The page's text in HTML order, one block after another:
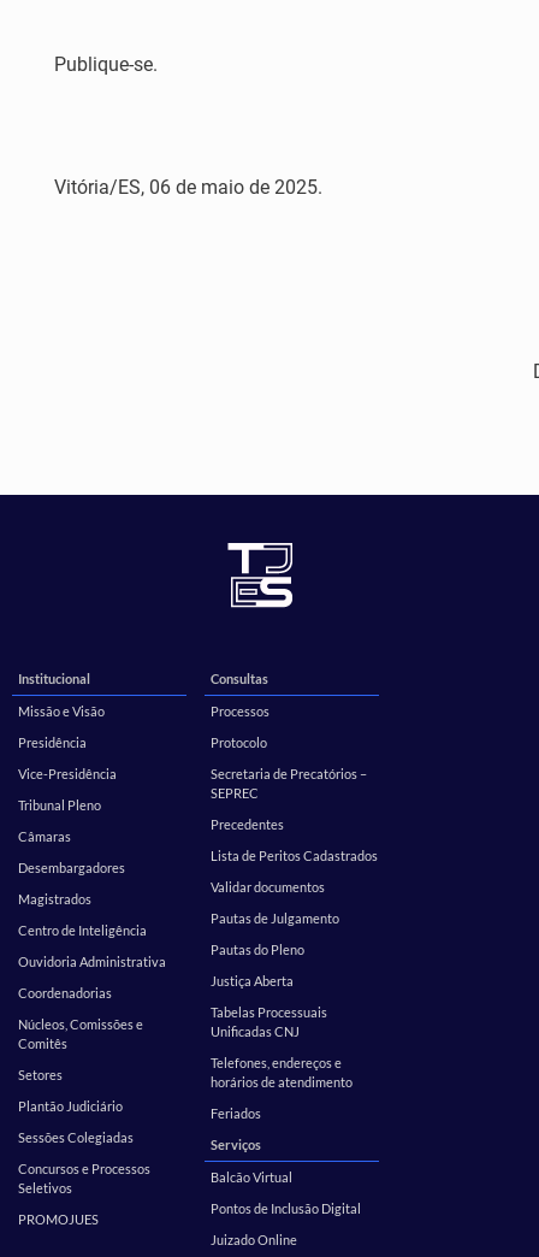
Publique-se.
Vitória/ES, 06 de maio de 2025.
Institucional
Missão e Visão
Presidência
Vice-Presidência
Tribunal Pleno
Câmaras
Desembargadores
Magistrados
Centro de Inteligência
Ouvidoria Administrativa
Coordenadorias
Núcleos, Comissões e
Comitês
Setores
Plantão Judiciário
Sessões Colegiadas
Concursos e Processos
Seletivos
PROMOJUES
Consultas
Processos
Protocolo
Secretaria de Precatórios –
SEPREC
Precedentes
Lista de Peritos Cadastrados
Validar documentos
Pautas de Julgamento
Pautas do Pleno
Justiça Aberta
Tabelas Processuais
Unificadas CNJ
Telefones, endereços e
horários de atendimento
Feriados
Serviços
Balcão Virtual
Pontos de Inclusão Digital
Juizado Online